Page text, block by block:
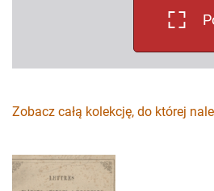
Zobacz całą kolekcję, do której